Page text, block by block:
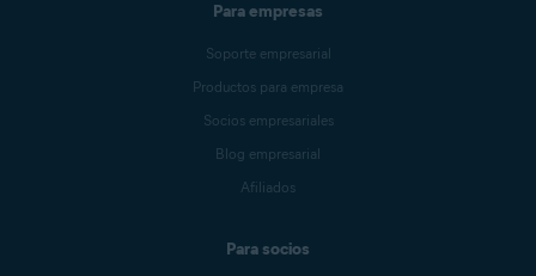
Para empresas
Soporte empresarial
Productos para empresa
Socios empresariales
Blog empresarial
Afiliados
Para socios